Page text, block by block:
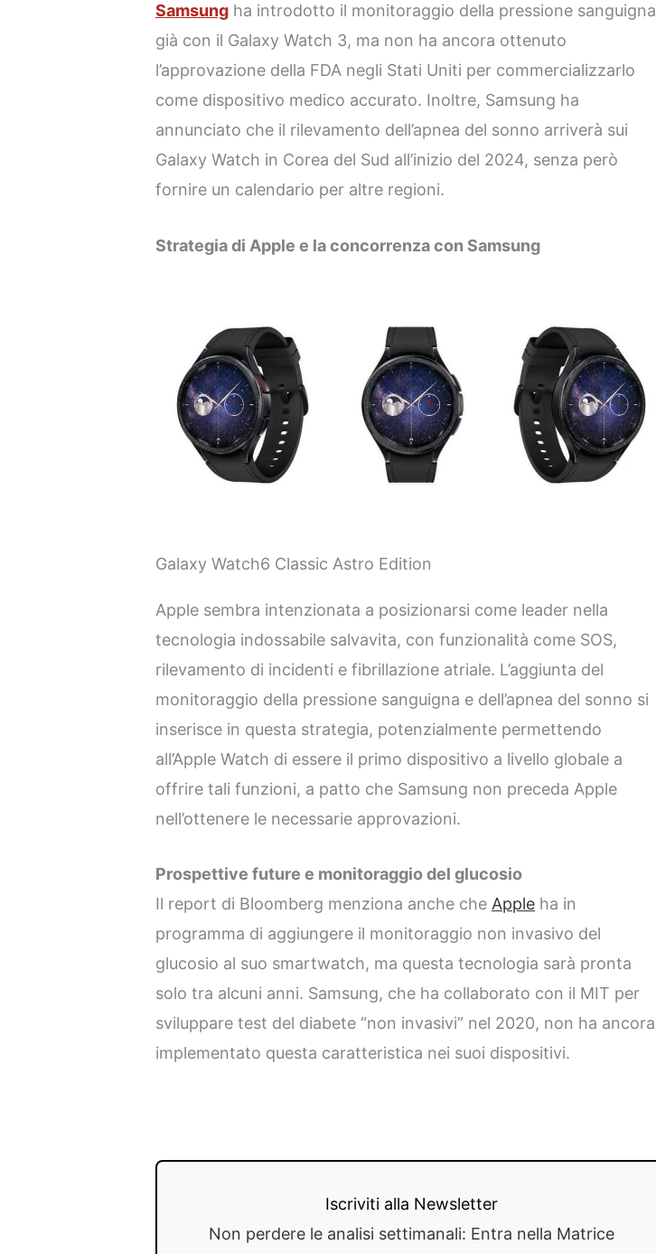
Samsung ha introdotto il monitoraggio della pressione sanguigna
già con il Galaxy Watch 3, ma non ha ancora ottenuto
l’approvazione della FDA negli Stati Uniti per commercializzarlo
come dispositivo medico accurato. Inoltre, Samsung ha
annunciato che il rilevamento dell’apnea del sonno arriverà sui
Galaxy Watch in Corea del Sud all’inizio del 2024, senza però
fornire un calendario per altre regioni.
Strategia di Apple e la concorrenza con Samsung
Galaxy Watch6 Classic Astro Edition
Apple sembra intenzionata a posizionarsi come leader nella
tecnologia indossabile salvavita, con funzionalità come SOS,
rilevamento di incidenti e fibrillazione atriale. L’aggiunta del
monitoraggio della pressione sanguigna e dell’apnea del sonno si
inserisce in questa strategia, potenzialmente permettendo
all’Apple Watch di essere il primo dispositivo a livello globale a
offrire tali funzioni, a patto che Samsung non preceda Apple
nell’ottenere le necessarie approvazioni.
Prospettive future e monitoraggio del glucosio
Il report di Bloomberg menziona anche cheApple ha in
programma di aggiungere il monitoraggio non invasivo del
glucosio al suo smartwatch, ma questa tecnologia sarà pronta
solo tra alcuni anni. Samsung, che ha collaborato con il MIT per
sviluppare test del diabete “non invasivi” nel 2020, non ha ancora
implementato questa caratteristica nei suoi dispositivi.
Iscriviti alla Newsletter
Non perdere le analisi settimanali: Entra nella Matrice